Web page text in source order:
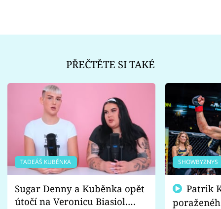
PŘEČTĚTE SI TAKÉ
TADEÁŠ KUBĚNKA
Sugar Denny a Kuběnka opět
útočí na Veronicu Biasiol.
SHOWBYZNYS